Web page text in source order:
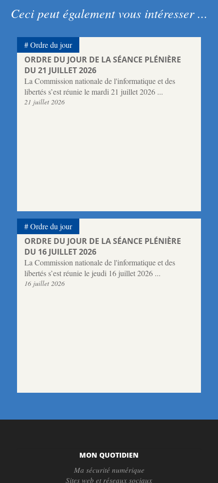
Ceci peut également vous intéresser ...
ORDRE DU JOUR DE LA SÉANCE PLÉNIÈRE
DU 21 JUILLET 2026
La Commission nationale de l'informatique et des
libertés s’est réunie le mardi 21 juillet 2026 ...
21 juillet 2026
Ordre du jour
ORDRE DU JOUR DE LA SÉANCE PLÉNIÈRE
DU 16 JUILLET 2026
La Commission nationale de l'informatique et des
libertés s’est réunie le jeudi 16 juillet 2026 ...
16 juillet 2026
Ordre du jour
MON QUOTIDIEN
Ma sécurité numérique
Sites web et réseaux sociaux